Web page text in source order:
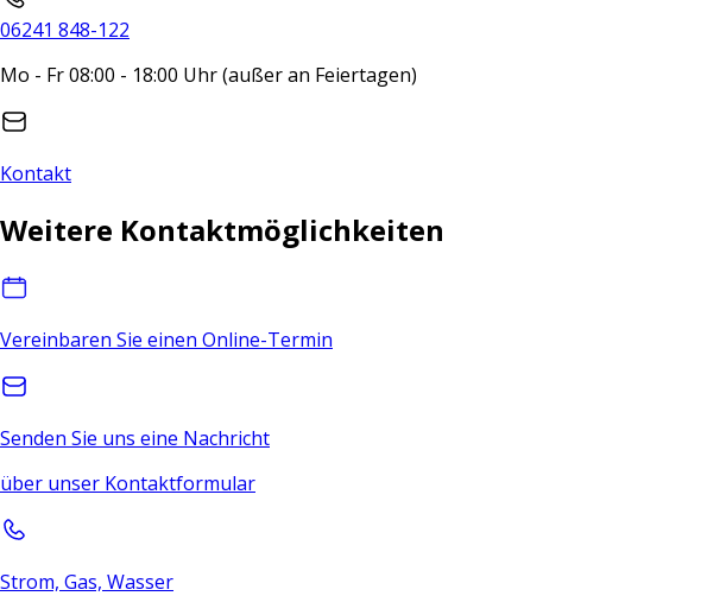
06241 848-122
Mo - Fr 08:00 - 18:00 Uhr (außer an Feiertagen)
Kontakt
Weitere Kontaktmöglichkeiten
Vereinbaren Sie einen Online-Termin
Senden Sie uns eine Nachricht
über unser Kontaktformular
Strom, Gas, Wasser